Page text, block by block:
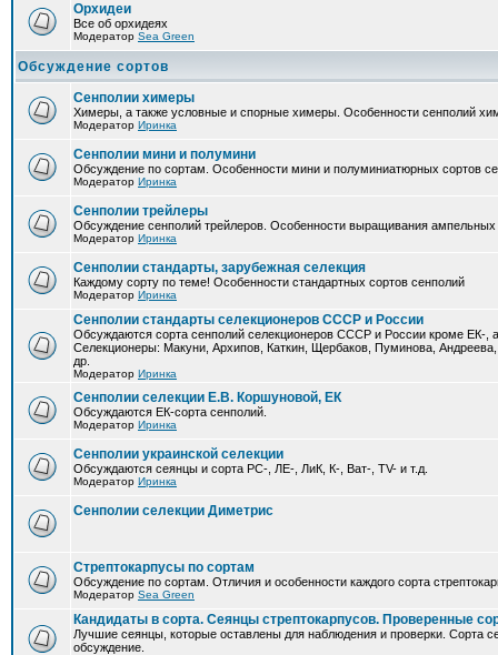
Орхидеи
Все об орхидеях
Модератор Sea Green
Обсуждение сортов
Сенполии химеры
Химеры, а также условные и спорные химеры. Особенности сенполий
Модератор Иринка
Сенполии мини и полумини
Обсуждение по сортам. Особенности мини и полуминиатюрных сортов
Модератор Иринка
Сенполии трейлеры
Обсуждение сенполий трейлеров. Особенности выращивания
Модератор Иринка
Сенполии стандарты, зарубежная селекция
Каждому сорту по теме! Особенности стандартных сортов сенполий
Модератор Иринка
Сенполии стандарты селекционеров СССР и России
Обсуждаются сорта сенполий селекционеров СССР и России кроме ЕК-,
Селекционеры: Макуни, Архипов, Каткин, Щербаков, Пуминова,
др.
Модератор Иринка
Сенполии селекции Е.В. Коршуновой, ЕК
Обсуждаются ЕК-сорта сенполий.
Модератор Иринка
Сенполии украинской селекции
Обсуждаются сеянцы и сорта РС-, ЛЕ-, ЛиК, К-, Ват-, TV- и т.д.
Модератор Иринка
Сенполии селекции Диметрис
Стрептокарпусы по сортам
Обсуждение по сортам. Отличия и особенности каждого сорта
Модератор Sea Green
Кандидаты в сорта. Сеянцы стрептокарпусов. Проверенные
Лучшие сеянцы, которые оставлены для наблюдения и проверки. Сорта
обсуждение.